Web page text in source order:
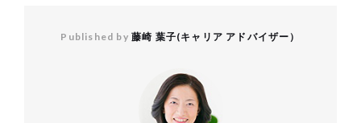
Published by 藤崎 葉子(キャリア アドバイザー）